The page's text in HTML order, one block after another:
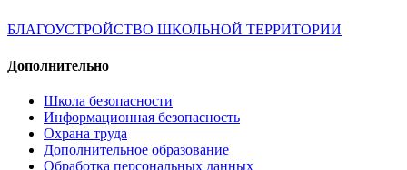
БЛАГОУСТРОЙСТВО ШКОЛЬНОЙ ТЕРРИТОРИИ
Дополнительно
Школа безопасности
Информационная безопасность
Охрана труда
Дополнительное образование
Обработка персональных данных